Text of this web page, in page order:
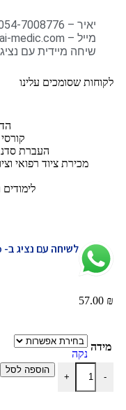
יאיר – 054-7008776
מייל – info@nitai-medic.com
שיחה מיידית עם
לקוחות שסומכים עלינו
לשיחה עם נציג ב- Whatsapp
57.00 ₪
מידה
נקה
-
+
הוספה לסל